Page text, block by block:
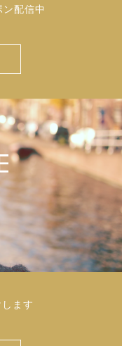
配信中
ます